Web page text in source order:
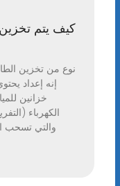
كيف يتم
نوع من تخزين
خزانين
الكهرباء
والتي تسحب